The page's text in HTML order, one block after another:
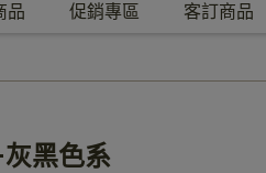
品 促銷專區 客訂商品
黑色系